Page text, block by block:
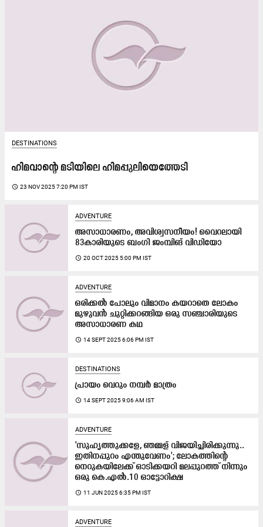
DESTINATIONS
ഹിമവാന്റെ മടിയിലെ ഹിമപ്പുലിയെത്തേടി
access_time 23 NOV 2025 7:20 PM IST
ADVENTURE
​അസാധാരണം, അവിശ്വസനീയം! വൈറലായി
83കാരിയുടെ ബംഗി ജംമ്പിങ് വിഡിയോ
access_time 20 OCT 2025 5:00 PM IST
ADVENTURE
ഒരിക്കൽ പോലും വിമാനം കയറാതെ ലോകം
മുഴുവൻ ചുറ്റിക്കറങ്ങിയ ഒരു സഞ്ചാരിയുടെ
അസാധാരണ കഥ
access_time 14 SEPT 2025 6:06 PM IST
DESTINATIONS
പ്രായം വെറും നമ്പർ മാത്രം
access_time 14 SEPT 2025 9:06 AM IST
ADVENTURE
'സുഹൃത്തുക്കളേ, ഞമ്മള് വിജയിച്ചിരിക്കുന്നു..
ഇതിനപ്പുറം എന്തുവേണം'; ലോകത്തിന്റെ
നെറുകയിലേക്ക് ഓടിക്കയറി മലപ്പുറത്ത് നിന്നും
ഒരു കെ.എൽ.10 ഓട്ടോറിക്ഷ
access_time 11 JUN 2025 6:35 PM IST
ADVENTURE